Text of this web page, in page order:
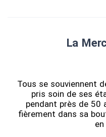
La
Tous se souviennent
pris soin de ses
pendant près de 50
fièrement dans sa